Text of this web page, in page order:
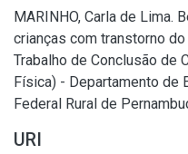
MARINHO, Carla de Lima.
crianças com transtorno
Trabalho de Conclusão de
Física) - Departamento de
Federal Rural de
URI